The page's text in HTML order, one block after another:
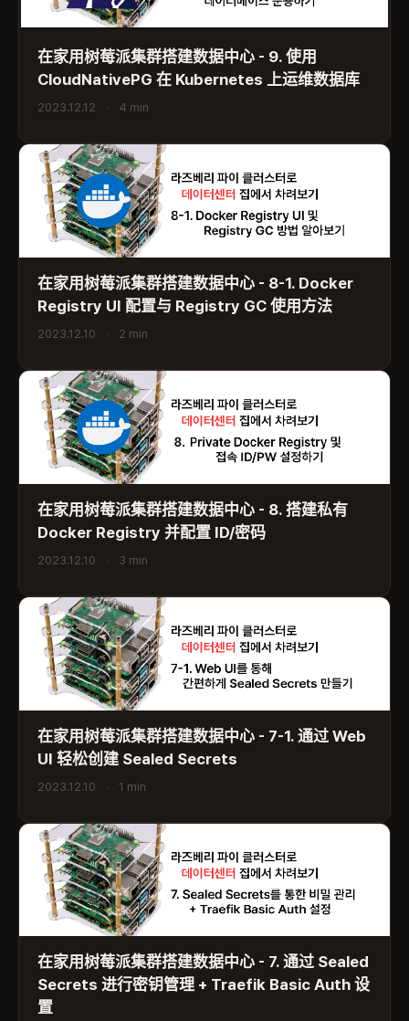
在家用树莓派集群搭建数据中心 - 9. 使用
CloudNativePG 在 Kubernetes 上运维数据库
2023.12.12 4 min
在家用树莓派集群搭建数据中心 - 8-1. Docker
Registry UI 配置与 Registry GC 使用方法
2023.12.10 2 min
在家用树莓派集群搭建数据中心 - 8. 搭建私有
Docker Registry 并配置 ID/密码
2023.12.10 3 min
在家用树莓派集群搭建数据中心 - 7-1. 通过 Web
UI 轻松创建 Sealed Secrets
2023.12.10 1 min
在家用树莓派集群搭建数据中心 - 7. 通过 Sealed
Secrets 进行密钥管理 + Traefik Basic Auth 设
置